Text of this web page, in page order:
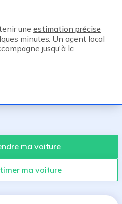
une estimation précise
minutes. Un agent local
jusqu'à la
ma voiture
ma voiture